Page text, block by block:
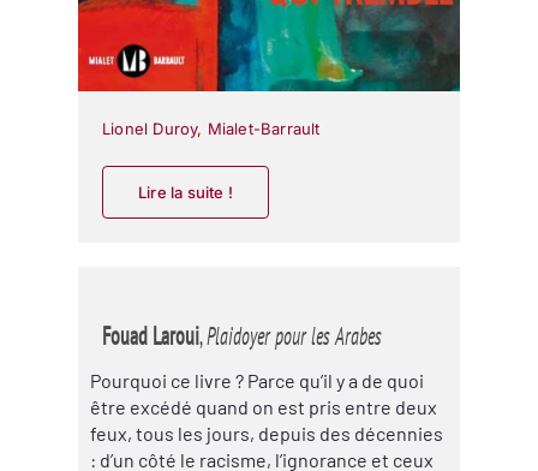
Lionel Duroy, Mialet-Barrault
Lire la suite !
Fouad Laroui,Plaidoyer pour les Arabes
Pourquoi ce livre ? Parce qu’il y a de quoi
être excédé quand on est pris entre deux
feux, tous les jours, depuis des décennies
: d’un côté le racisme, l’ignorance et ceux